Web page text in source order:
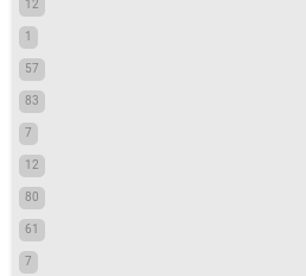
12
1
57
83
7
12
80
61
7